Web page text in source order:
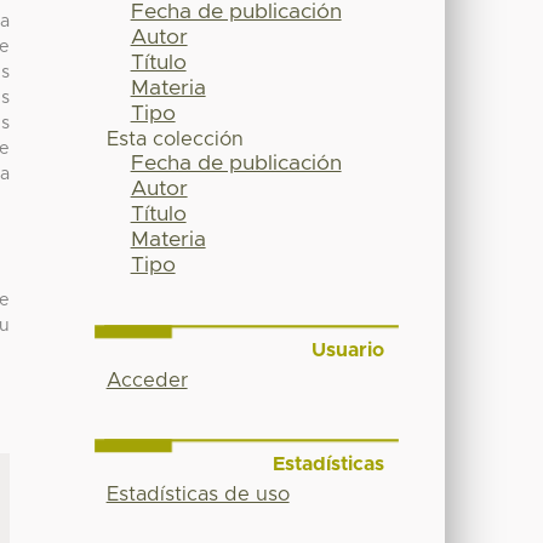
Fecha de publicación
Autor
Título
Materia
Tipo
Esta colección
Fecha de publicación
Autor
Título
Materia
Tipo
Usuario
Acceder
Estadísticas
Estadísticas de uso